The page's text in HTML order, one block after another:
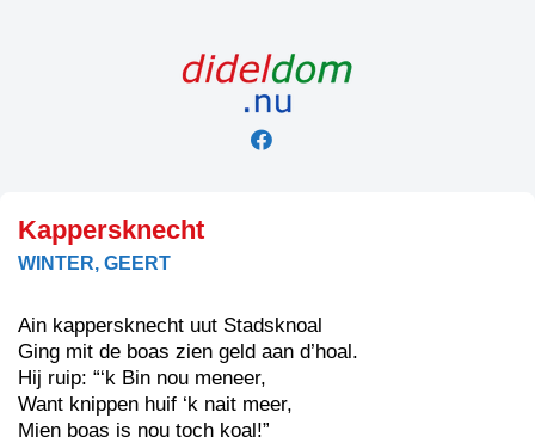
Kappersknecht
WINTER, GEERT
Ain kappersknecht uut Stadsknoal
Ging mit de boas zien geld aan d’hoal.
Hij ruip: “‘k Bin nou meneer,
Want knippen huif ‘k nait meer,
Mien boas is nou toch koal!”